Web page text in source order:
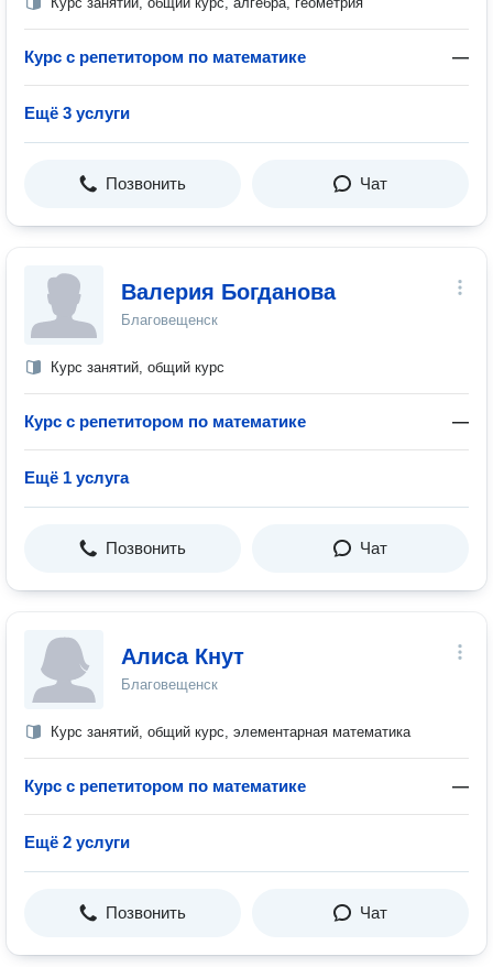
Курс с репетитором по математике —
Ещё 3 услуги
Позвонить Чат
Валерия Богданова
Благовещенск
Курс занятий, общий курс
Курс с репетитором по математике —
Ещё 1 услуга
Позвонить Чат
Алиса Кнут
Благовещенск
Курс занятий, общий курс, элементарная математика
Курс с репетитором по математике —
Ещё 2 услуги
Позвонить Чат